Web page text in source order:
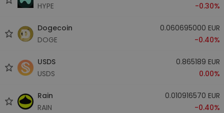
HYPE
-0.30%
Dogecoin
DOGE
0.060695000 EUR
-0.40%
USDS
USDS
0.865189 EUR
0.00%
Rain
RAIN
0.010916570 EUR
-0.40%